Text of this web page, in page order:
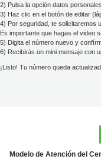
Cuenta Billet
Comercios
Ayuda
2) Pulsa la opción datos personales.
3) Haz clic en el botón de editar
4) Por seguridad, te solicitaremos
Es importante que hagas el video
5) Digita el número nuevo y
6) Recibirás un mini mensaje con
¡Listo! Tu número queda
Modelo de Atención del